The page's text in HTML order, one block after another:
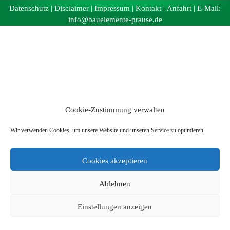
Cookie-Zustimmung verwalten
Wir verwenden Cookies, um unsere Website und unseren Service zu optimieren.
Cookies akzeptieren
Ablehnen
Einstellungen anzeigen
Datenschutz | Disclaimer | Impressum | Kontakt | Anfahrt | E-Mail:
info@bauelemente-prause.de